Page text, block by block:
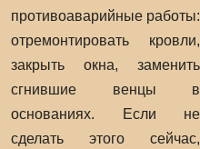
противоаварийные работы:
отремонтировать кровли,
закрыть окна, заменить
сгнившие венцы в
основаниях. Если не
сделать этого сейчас,